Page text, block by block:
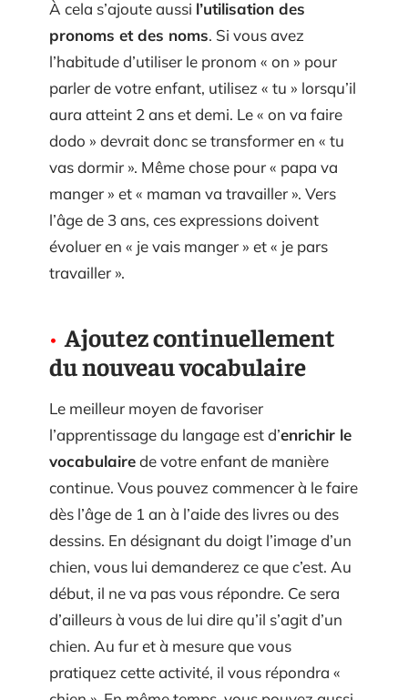
À cela s’ajoute aussi l’utilisation des
pronoms et des noms. Si vous avez
l’habitude d’utiliser le pronom « on » pour
parler de votre enfant, utilisez « tu » lorsqu’il
aura atteint 2 ans et demi. Le « on va faire
dodo » devrait donc se transformer en « tu
vas dormir ». Même chose pour « papa va
manger » et « maman va travailler ». Vers
l’âge de 3 ans, ces expressions doivent
évoluer en « je vais manger » et « je pars
travailler ».
Ajoutez continuellement
du nouveau vocabulaire
Le meilleur moyen de favoriser
l’apprentissage du langage est d’enrichir le
vocabulairede votre enfant de manière
continue. Vous pouvez commencer à le faire
dès l’âge de 1 an à l’aide des livres ou des
dessins. En désignant du doigt l’image d’un
chien, vous lui demanderez ce que c’est. Au
début, il ne va pas vous répondre. Ce sera
d’ailleurs à vous de lui dire qu’il s’agit d’un
chien. Au fur et à mesure que vous
pratiquez cette activité, il vous répondra «